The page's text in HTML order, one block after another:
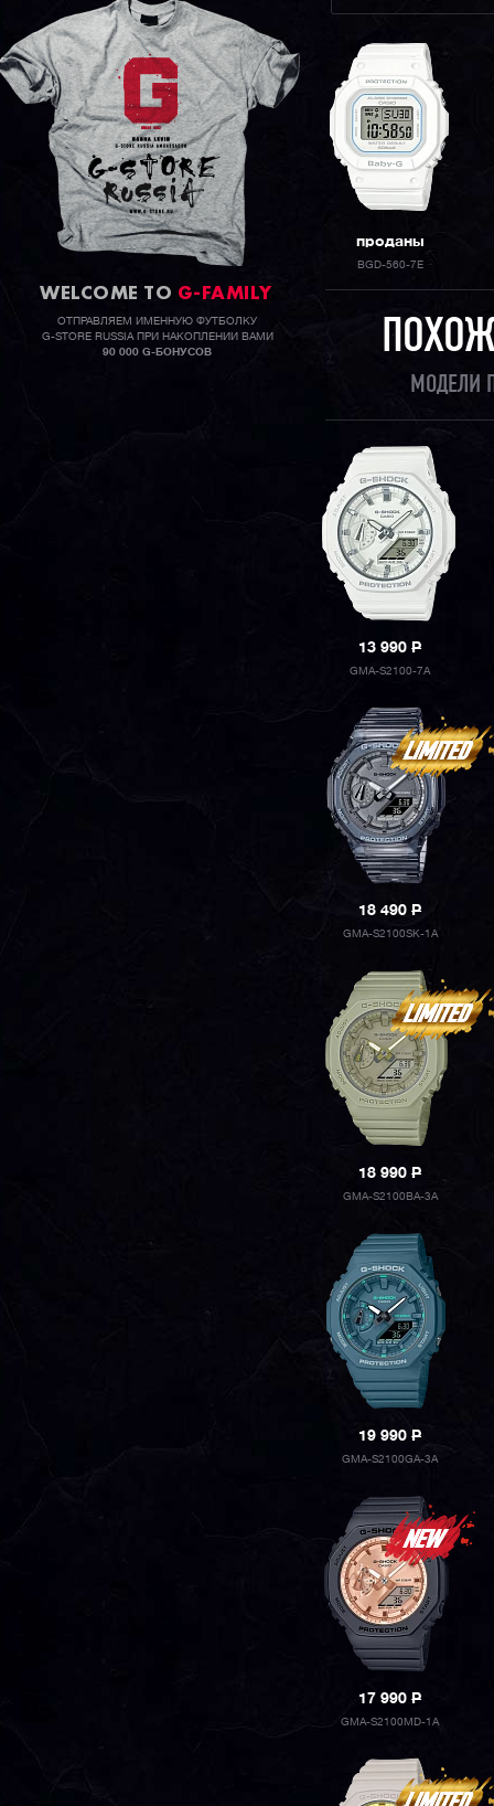
WELCOME TO G-FAMILY
ОТПРАВЛЯЕМ ИМЕННУЮ ФУТБОЛКУ
G-STORE RUSSIA ПРИ НАКОПЛЕНИИ ВАМИ
90 000 G-БОНУСОВ
проданы
BGD-560-7E
МОДЕЛИ
13 990P
GMA-S2100-7A
18 490P
GMA-S2100SK-1A
18 990P
GMA-S2100BA-3A
19 990P
GMA-S2100GA-3A
17 990P
GMA-S2100MD-1A